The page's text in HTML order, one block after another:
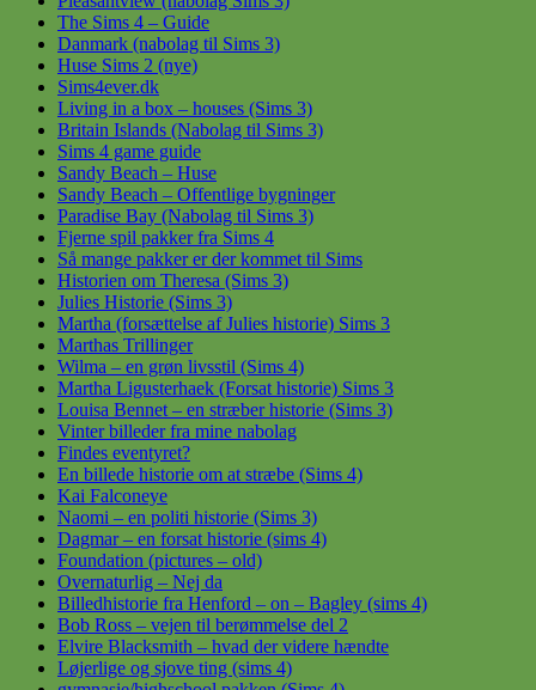
The Sims 4 – Guide
Danmark (nabolag til Sims 3)
Huse Sims 2 (nye)
Sims4ever.dk
Living in a box – houses (Sims 3)
Britain Islands (Nabolag til Sims 3)
Sims 4 game guide
Sandy Beach – Huse
Sandy Beach – Offentlige bygninger
Paradise Bay (Nabolag til Sims 3)
Fjerne spil pakker fra Sims 4
Så mange pakker er der kommet til Sims
Historien om Theresa (Sims 3)
Julies Historie (Sims 3)
Martha (forsættelse af Julies historie) Sims 3
Marthas Trillinger
Wilma – en grøn livsstil (Sims 4)
Martha Ligusterhaek (Forsat historie) Sims 3
Louisa Bennet – en stræber historie (Sims 3)
Vinter billeder fra mine nabolag
Findes eventyret?
En billede historie om at stræbe (Sims 4)
Kai Falconeye
Naomi – en politi historie (Sims 3)
Dagmar – en forsat historie (sims 4)
Foundation (pictures – old)
Overnaturlig – Nej da
Billedhistorie fra Henford – on – Bagley (sims 4)
Bob Ross – vejen til berømmelse del 2
Elvire Blacksmith – hvad der videre hændte
Løjerlige og sjove ting (sims 4)